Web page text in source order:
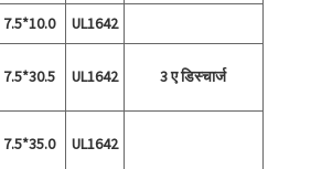
7.5*10.0 UL1642
7.5*30.5 UL1642 3 ए डिस्चार्ज
7.5*35.0 UL1642